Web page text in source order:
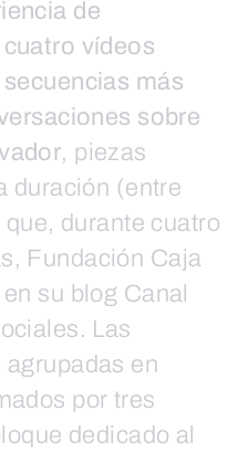
de
cuatro vídeos
más
sobre
, piezas
duración (entre
durante cuatro
Fundación Caja
su blog Canal
Las
en
por tres
dedicado al